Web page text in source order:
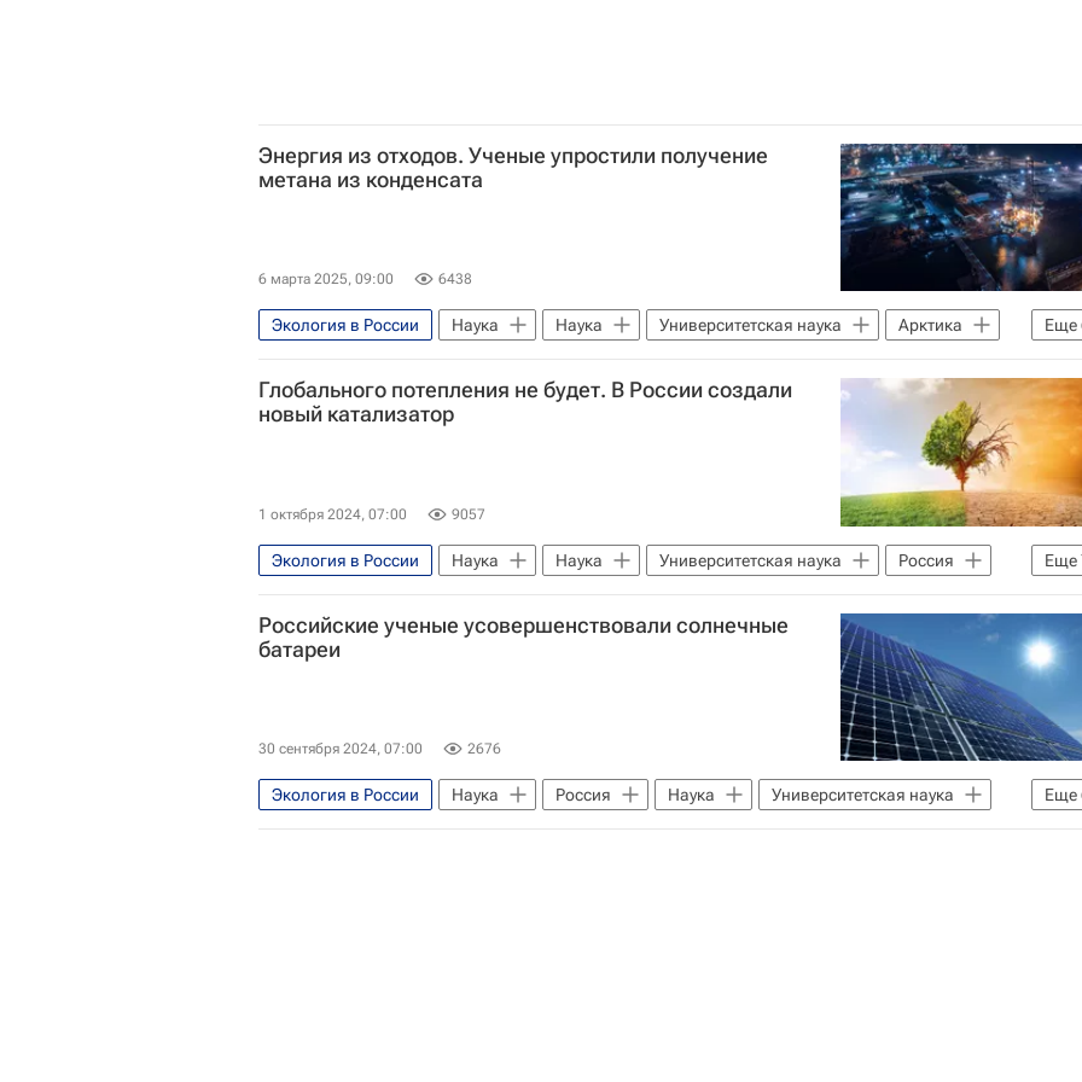
Энергия из отходов. Ученые упростили получение
метана из конденсата
6 марта 2025, 09:00 6438
Еще
Экология в России Наука Наука Университетская наука
Арктика
Россия
Ямал
Российская академия наук
Тюменский государственный университет
Российские инновации
Глобального потепления не будет. В России создали
новый катализатор
1 октября 2024, 07:00 9057
Еще
Экология в России Наука Наука Университетская наука
Россия
Тюмень
Тюменский государственный университет
Российские инновации
Технологическое лидерство
Тюменская область
Российская академия наук
Российские ученые усовершенствовали солнечные
батареи
30 сентября 2024, 07:00 2676
Еще
Экология в России Наука Россия Наука
Университетская наука
Северо-Кавказский федеральный университет
Ставрополь